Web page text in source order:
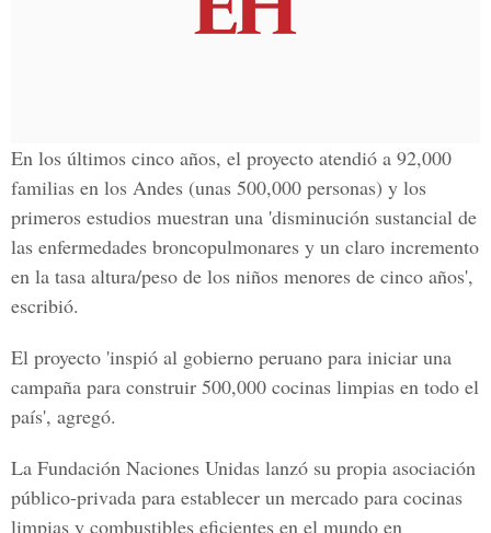
En los últimos cinco años, el proyecto atendió a 92,000
familias en los Andes (unas 500,000 personas) y los
primeros estudios muestran una 'disminución sustancial de
las enfermedades broncopulmonares y un claro incremento
en la tasa altura/peso de los niños menores de cinco años',
escribió.
El proyecto 'inspió al gobierno peruano para iniciar una
campaña para construir 500,000 cocinas limpias en todo el
país', agregó.
La Fundación Naciones Unidas lanzó su propia asociación
público-privada para establecer un mercado para cocinas
limpias y combustibles eficientes en el mundo en